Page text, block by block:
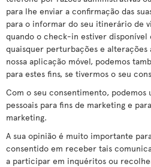
para lhe enviar a confirmação das
para o informar do seu itinerário de
quando o check-in estiver
quaisquer perturbações e alterações
nossa aplicação móvel, podemos
para estes fins, se tivermos o seu
Com o seu consentimento, podemos
pessoais para fins de marketing e
marketing.
A sua opinião é muito importante
consentido em receber tais
a participar em inquéritos ou